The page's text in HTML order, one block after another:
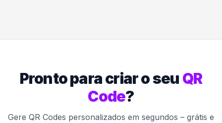
Pronto para criar o seu QR
Code?
Gere QR Codes personalizados em segundos – grátis e